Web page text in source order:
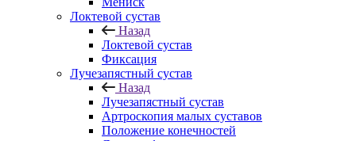
Локтевой сустав
Назад
Локтевой сустав
Фиксация
Лучезапястный сустав
Назад
Лучезапястный сустав
Артроскопия малых суставов
Положение конечностей